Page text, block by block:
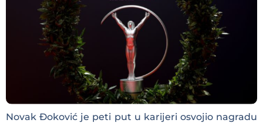
Novak Đoković je peti put u karijeri osvojio nagradu